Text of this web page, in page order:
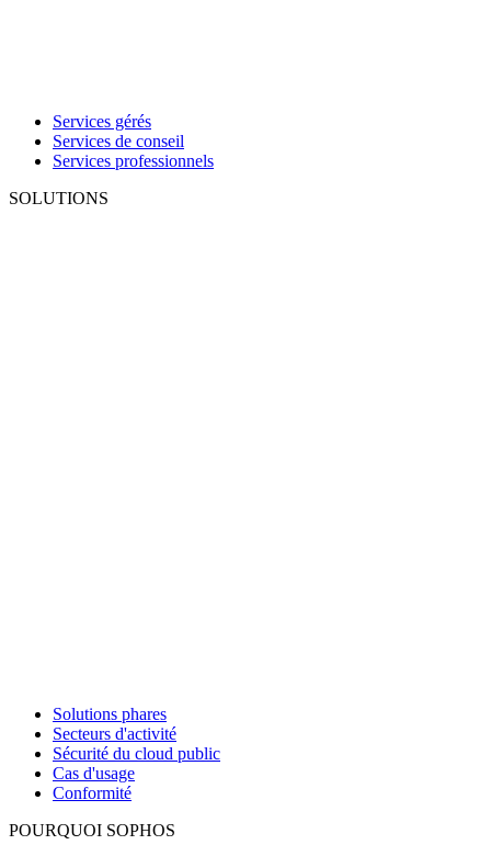
Services gérés
Services de conseil
Services professionnels
SOLUTIONS
Solutions phares
Secteurs d'activité
Sécurité du cloud public
Cas d'usage
Conformité
POURQUOI SOPHOS